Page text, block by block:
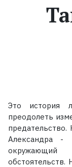
Это история
преодолеть
предательство.
Александра -
окружающий